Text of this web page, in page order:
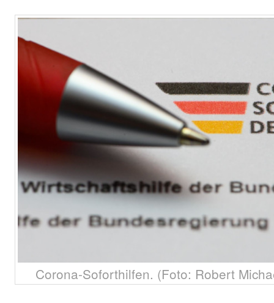
Corona-Soforthilfen. (Foto: Robert